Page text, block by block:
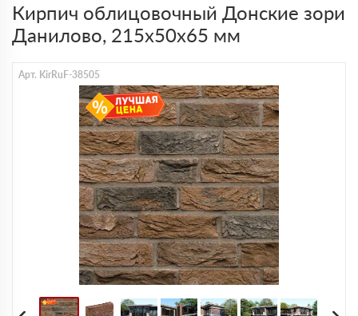
Кирпич облицовочный Донские зори
Данилово, 215х50х65 мм
Арт. KirRuF-38505